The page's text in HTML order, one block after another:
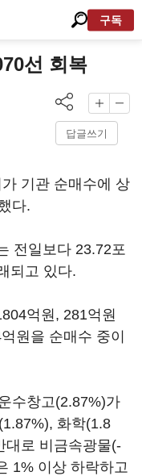
구독
선 회복
답글쓰기
기관 순매수에 상
다.
전일보다 23.72포
되고 있다.
억원, 281억원
원을 순매수 중이
수창고(2.87%)가
화학(1.8
대로 비금속광물(-
1% 이상 하락하고